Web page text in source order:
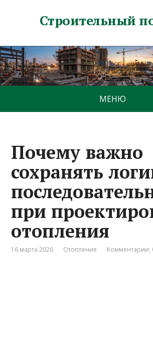
Строительный
МЕНЮ
Почему важно
сохранять
при
отопления
16 марта 2026 Отопление Комментарии: